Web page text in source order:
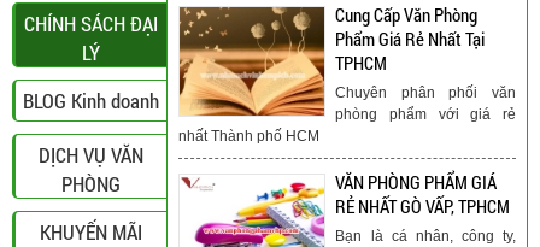
CHÍNH SÁCH ĐẠI
LÝ
BLOG Kinh doanh
DỊCH VỤ VĂN
PHÒNG
KHUYẾN MÃI
Cung Cấp Văn Phòng
Phẩm Giá Rẻ Nhất Tại
TPHCM
Chuyên phân phối văn
phòng phẩm với giá rẻ
nhất Thành phố HCM
VĂN PHÒNG PHẨM GIÁ
RẺ NHẤT GÒ VẤP, TPHCM
Bạn là cá nhân, công ty,